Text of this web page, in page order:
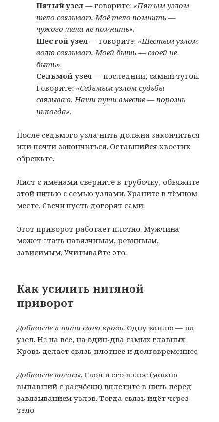
Пятый узел — говорите: «Пятым узлом
тело связываю. Моё тело помнить —
чужого тела не помнить».
Шестой узел — говорите: «Шестым узлом
волю связываю. Моей быть — своей не
быть».
Седьмой узел — последний, самый тугой.
Говорите: «Седьмым узлом судьбы
связываю. Наши пути вместе — порознь
никогда».
После седьмого узла нить должна закончиться
или почти закончиться. Оставшийся хвостик
обрежьте.
Лист с именами сверните в трубочку, обвяжите
этой нитью с семью узлами. Храните в тёмном
месте. Свечи пусть догорят сами.
Этот приворот работает плотно. Мужчина
может стать навязчивым, ревнивым,
зависимым. Учитывайте это.
Как усилить нитяной
приворот
Добавьте к нити свою кровь. Одну каплю — на
узел. Не на все, на один-два самых главных.
Кровь делает связь плотнее и долговременнее.
Добавьте волосы. Свой и его волос (можно
выпавший с расчёски) вплетите в нить перед
завязыванием узлов. Тогда связь идёт через
тело.